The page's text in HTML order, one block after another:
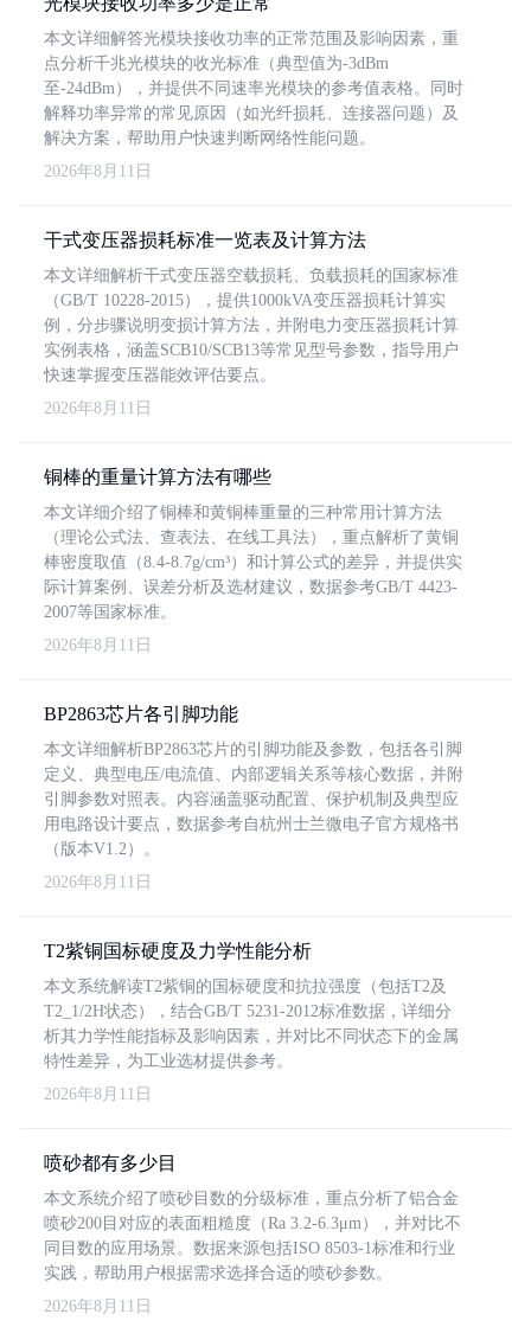
本文详细解答光模块接收功率的正常范围及影响因素，重
点分析千兆光模块的收光标准（典型值为-3dBm
至-24dBm），并提供不同速率光模块的参考值表格。同时
解释功率异常的常见原因（如光纤损耗、连接器问题）及
解决方案，帮助用户快速判断网络性能问题。
2026年8月11日
干式变压器损耗标准一览表及计算方法
本文详细解析干式变压器空载损耗、负载损耗的国家标准
（GB/T 10228-2015），提供1000kVA变压器损耗计算实
例，分步骤说明变损计算方法，并附电力变压器损耗计算
实例表格，涵盖SCB10/SCB13等常见型号参数，指导用户
快速掌握变压器能效评估要点。
2026年8月11日
铜棒的重量计算方法有哪些
本文详细介绍了铜棒和黄铜棒重量的三种常用计算方法
（理论公式法、查表法、在线工具法），重点解析了黄铜
棒密度取值（8.4-8.7g/cm³）和计算公式的差异，并提供实
际计算案例、误差分析及选材建议，数据参考GB/T 4423-
2007等国家标准。
2026年8月11日
BP2863芯片各引脚功能
本文详细解析BP2863芯片的引脚功能及参数，包括各引脚
定义、典型电压/电流值、内部逻辑关系等核心数据，并附
引脚参数对照表。内容涵盖驱动配置、保护机制及典型应
用电路设计要点，数据参考自杭州士兰微电子官方规格书
（版本V1.2）。
2026年8月11日
T2紫铜国标硬度及力学性能分析
本文系统解读T2紫铜的国标硬度和抗拉强度（包括T2及
T2_1/2H状态），结合GB/T 5231-2012标准数据，详细分
析其力学性能指标及影响因素，并对比不同状态下的金属
特性差异，为工业选材提供参考。
2026年8月11日
喷砂都有多少目
本文系统介绍了喷砂目数的分级标准，重点分析了铝合金
喷砂200目对应的表面粗糙度（Ra 3.2-6.3μm），并对比不
同目数的应用场景。数据来源包括ISO 8503-1标准和行业
实践，帮助用户根据需求选择合适的喷砂参数。
2026年8月11日